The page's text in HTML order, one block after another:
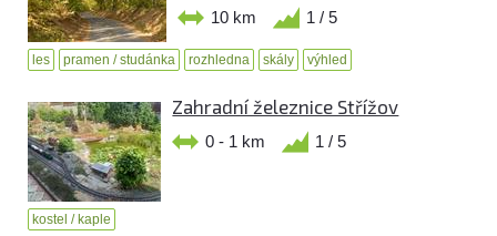
10 km 1 / 5
les pramen / studánka rozhledna skály výhled
Zahradní železnice Střížov
0 - 1 km 1 / 5
kostel / kaple